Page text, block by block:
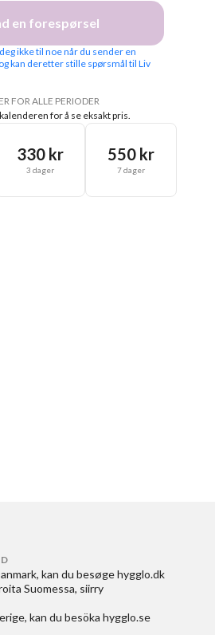
en forespørsel
ikke til noe når du sender en
kan deretter stille spørsmål til Liv
FOR ALLE PERIODER
for å se eksakt pris.
330 kr
3 dager
550 kr
7 dager
, kan du besøge hygglo.dk
Suomessa, siirry
, kan du besöka hygglo.se